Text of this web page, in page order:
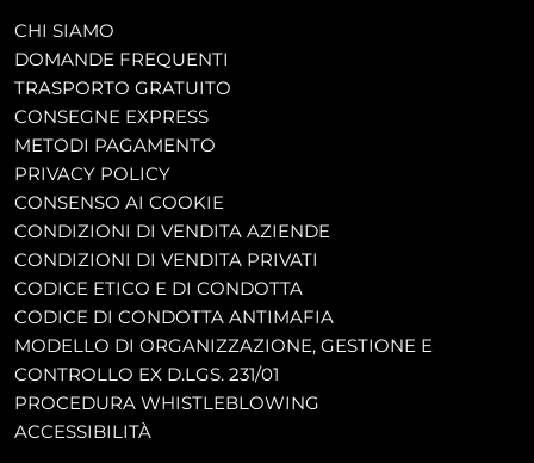
CHI SIAMO
DOMANDE FREQUENTI
TRASPORTO GRATUITO
CONSEGNE EXPRESS
METODI PAGAMENTO
PRIVACY POLICY
CONSENSO AI COOKIE
CONDIZIONI DI VENDITA AZIENDE
CONDIZIONI DI VENDITA PRIVATI
CODICE ETICO E DI CONDOTTA
CODICE DI CONDOTTA ANTIMAFIA
MODELLO DI ORGANIZZAZIONE, GESTIONE E
CONTROLLO EX D.LGS. 231/01
PROCEDURA WHISTLEBLOWING
ACCESSIBILITÀ